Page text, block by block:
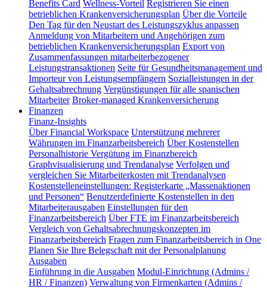
Benefits Card Wellness-Vorteil Registrieren Sie einen
betrieblichen Krankenversicherungsplan Über die Vorteile
Den Tag für den Neustart des Leistungszyklus anpassen
Anmeldung von Mitarbeitern und Angehörigen zum
betrieblichen Krankenversicherungsplan Export von
Zusammenfassungen mitarbeiterbezogener
Leistungstransaktionen Seite für Gesundheitsmanagement und
Importeur von Leistungsempfängern Sozialleistungen in der
Gehaltsabrechnung Vergünstigungen für alle spanischen
Mitarbeiter Broker-managed Krankenversicherung
Finanzen
Finanz-Insights
Über Financial Workspace Unterstützung mehrerer
Währungen im Finanzarbeitsbereich Über Kostenstellen
Personalhistorie Vergütung im Finanzbereich
Graphvisualisierung und Trendanalyse Verfolgen und
vergleichen Sie Mitarbeiterkosten mit Trendanalysen
Kostenstelleneinstellungen: Registerkarte „Massenaktionen
und Personen“ Benutzerdefinierte Kostenstellen in den
Mitarbeiterausgaben Einstellungen für den
Finanzarbeitsbereich Über FTE im Finanzarbeitsbereich
Vergleich von Gehaltsabrechnungskonzepten im
Finanzarbeitsbereich Fragen zum Finanzarbeitsbereich in One
Planen Sie Ihre Belegschaft mit der Personalplanung
Ausgaben
Einführung in die Ausgaben Modul-Einrichtung (Admins /
HR / Finanzen) Verwaltung von Firmenkarten (Admins /